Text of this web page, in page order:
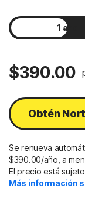
1 año
$390.00
Obtén
Se renueva
$390.00/año, a
El precio está
Más información